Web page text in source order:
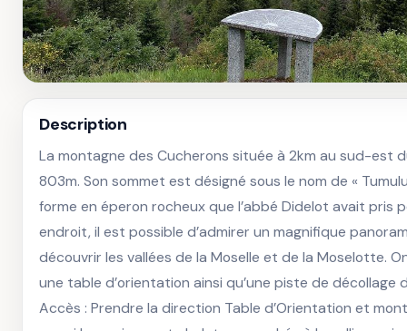
Description
La montagne des Cucherons située à 2km au sud-est
803m. Son sommet est désigné sous le nom de «
forme en éperon rocheux que l’abbé Didelot avait pris
endroit, il est possible d’admirer un magnifique
découvrir les vallées de la Moselle et de la Moselotte.
une table d’orientation ainsi qu’une piste de décollage
Accès : Prendre la direction Table d’Orientation et